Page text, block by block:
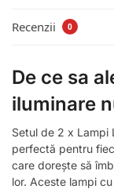
Recenzii 0
De ce sa
iluminare
Setul de 2 x Lampi
perfectă pentru
care dorește să
lor. Aceste lampi